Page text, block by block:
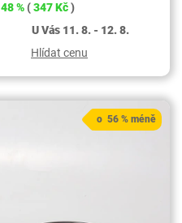
48 %(347 Kč)
U Vás 11. 8. - 12. 8.
Hlídat cenu
o 56 % méně